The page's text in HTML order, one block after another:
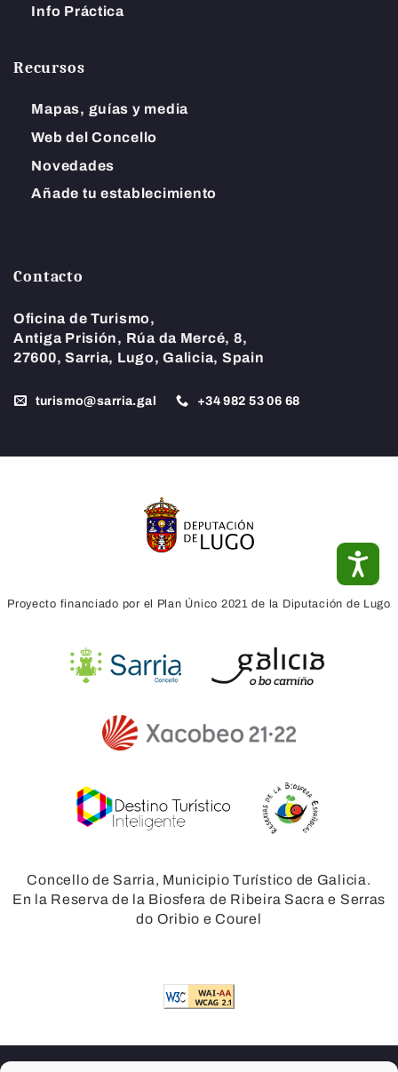
Info Práctica
Recursos
Mapas, guías y media
Web del Concello
Novedades
Añade tu establecimiento
Contacto
Oficina de Turismo,
Antiga Prisión, Rúa da Mercé, 8,
27600, Sarria, Lugo, Galicia, Spain
turismo@sarria.gal +34982 53 06 68
Proyecto financiado por el Plan Único 2021 de la Diputación de Lugo
Concello de Sarria, Municipio Turístico de Galicia.
En la Reserva de la Biosfera de Ribeira Sacra e Serras
do Oribio e Courel